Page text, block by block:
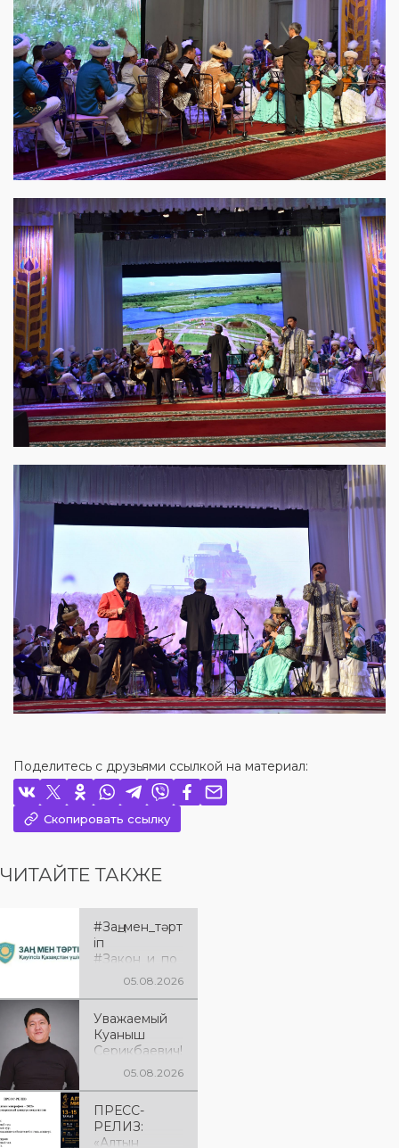
Поделитесь с друзьями ссылкой на материал:
Скопировать ссылку
ЧИТАЙТЕ ТАКЖЕ
#Заң_мен_тәрт
іп
#Закон_и_по
рядок05.08.2026
Уважаемый
Куаныш
Серикбаевич!
От всей
Вас с днём
рождения!
05.08.2026
ПРЕСС-
РЕЛИЗ:
«Алтын